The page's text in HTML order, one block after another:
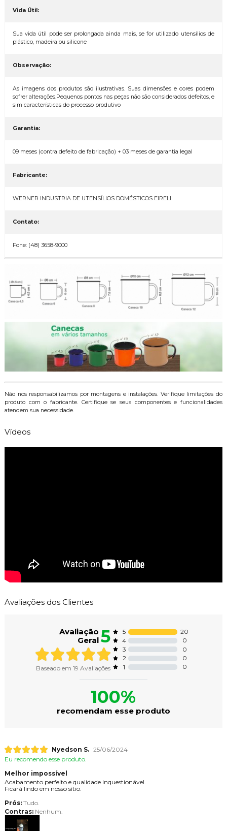
Vida Útil:
Sua vida útil pode ser prolongada ainda mais, se for utilizado utensílios de
plástico, madeira ou silicone
Observação:
As imagens dos produtos são ilustrativas. Suas dimensões e cores podem
sofrer alterações.Pequenos pontos nas peças não são considerados defeitos, e
sim características do processo produtivo
Garantia:
09 meses (contra defeito de fabricação) + 03 meses de garantia legal
Fabricante:
WERNER INDUSTRIA DE UTENSÍLIOS DOMÉSTICOS EIRELI
Contato:
Fone: (48) 3658-9000
Não nos responsabilizamos por montagens e instalações. Verifique limitações do
produto com o fabricante. Certifique se seus componentes e funcionalidades
atendem sua necessidade.
Vídeos
Avaliações dos Clientes
Avaliação
Geral5
Baseado em 19 Avaliações
5
20
4
0
3
0
2
0
1
0
100%
recomendam esse produto
Nyedson S. 25/06/2024
Eu recomendo esse produto.
Melhor impossível
Acabamento perfeito e qualidade inquestionável.
Ficará lindo em nosso sítio.
Prós: Tudo.
Contras: Nenhum.